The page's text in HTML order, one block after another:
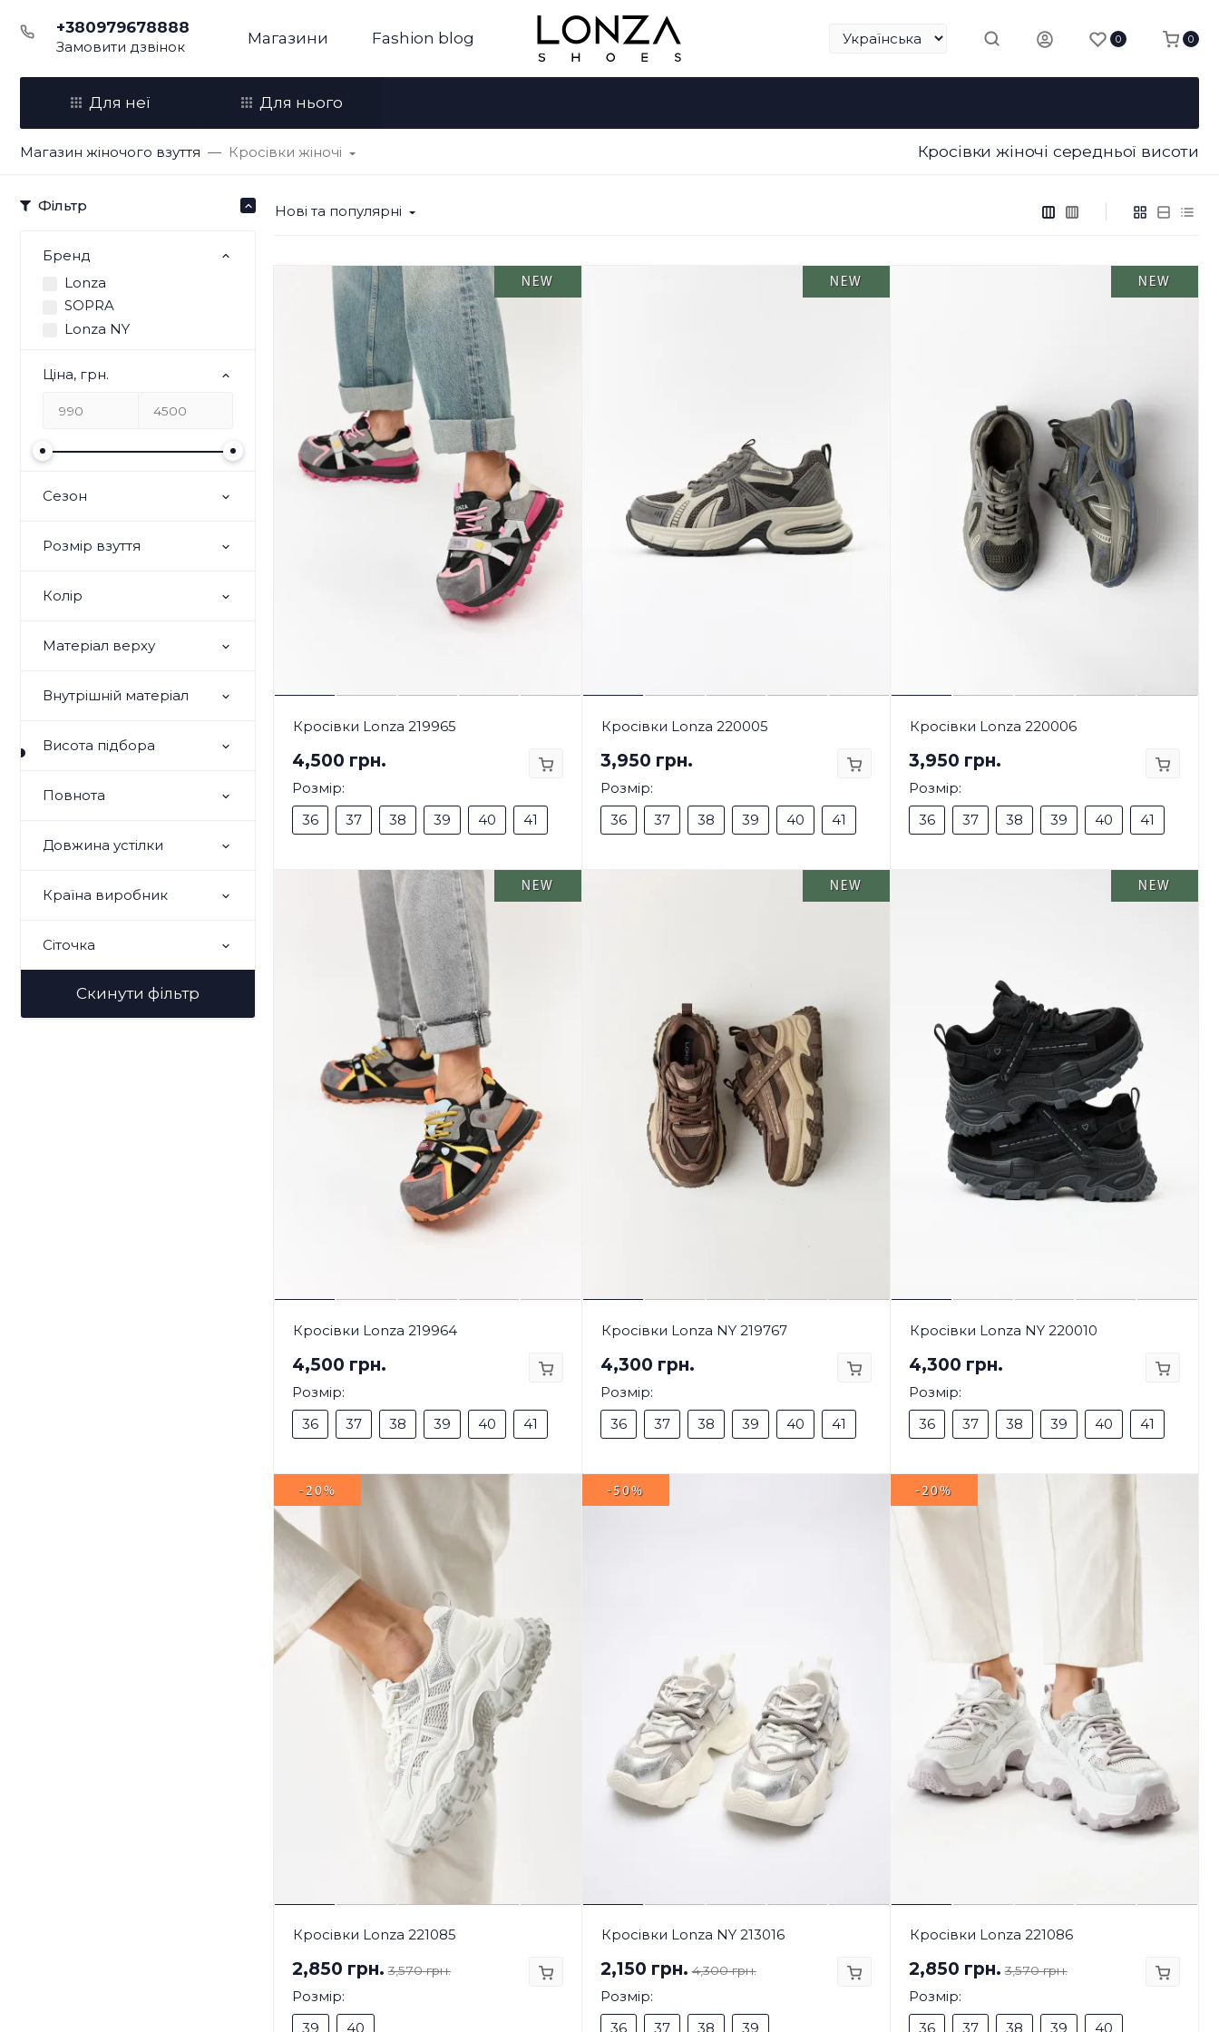
+380979678888
Замовити дзвінок Магазини Fashion blog 0 0
Для неї Для нього
Магазин жіночого взуття Кросівки жіночі Кросівки жіночі середньої висоти
Фільтр
Бренд
Lonza
SOPRA
Lonza NY
Ціна, грн.
Сезон
Розмір взуття
Колір
Матеріал верху
Внутрішній матеріал
Висота підбора
Повнота
Довжина устілки
Країна виробник
Сіточка
Скинути фільтр
Нові та популярні
NEW
Кросівки Lonza 219965
4,500 грн.
Розмір:
36
37 38 39 40 41
NEW
Кросівки Lonza 220005
3,950 грн.
Розмір:
36
37 38 39 40 41
NEW
Кросівки Lonza 220006
3,950 грн.
Розмір:
36
37 38 39 40 41
NEW
Кросівки Lonza 219964
4,500 грн.
Розмір:
36
37 38 39 40 41
NEW
Кросівки Lonza NY 219767
4,300 грн.
Розмір:
36
37 38 39 40 41
NEW
Кросівки Lonza NY 220010
4,300 грн.
Розмір:
36
37 38 39 40 41
-20%
Кросівки Lonza 221085
2,850 грн. 3,570 грн.
Розмір:
39
40
-50%
Кросівки Lonza NY 213016
2,150 грн. 4,300 грн.
Розмір:
36
37 38 39
-20%
Кросівки Lonza 221086
2,850 грн. 3,570 грн.
Розмір:
36
37 38 39 40